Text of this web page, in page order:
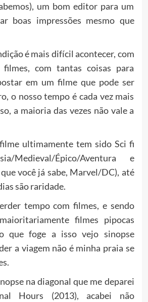
um bom editor para um
boas impressões mesmo que
é mais difícil acontecer, com
com tantas coisas para
em um filme que pode ser
o nosso tempo é cada vez mais
a maioria das vezes não vale a
ultimamente tem sido Sci fi
Medieval/Épico/Aventura e
você já sabe, Marvel/DC), até
são raridade.
tempo com filmes, e sendo
filmes pipocas
que foge a isso vejo sinopse
a viagem não é minha praia se
na diagonal que me deparei
Hours (2013), acabei não